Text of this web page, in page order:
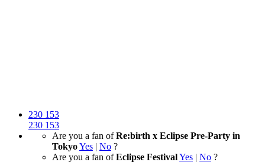
230 153
230 153
Are you a fan ofRe:birth x Eclipse Pre-Party in
TokyoYes | No ?
Are you a fan ofEclipse FestivalYes | No ?